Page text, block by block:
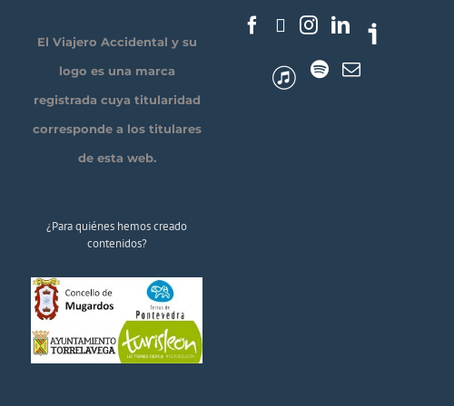
El Viajero Accidental y su
logo es una marca
registrada cuya titularidad
corresponde a los titulares
de esta web.
¿Para quiénes hemos creado
contenidos?